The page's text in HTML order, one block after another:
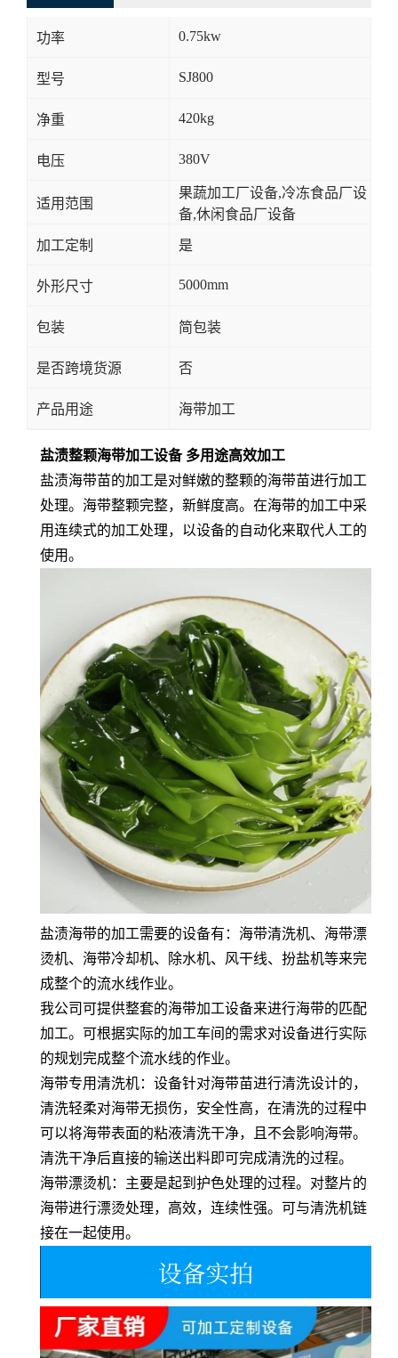
功率 0.75kw
型号 SJ800
净重 420kg
电压 380V
适用范围
果蔬加工厂设备,冷冻食品厂设
备,休闲食品厂设备
加工定制 是
外形尺寸 5000mm
包装 简包装
是否跨境货源 否
产品用途 海带加工
盐渍整颗海带加工设备 多用途高效加工
盐渍海带苗的加工是对鲜嫩的整颗的海带苗进行加工
处理。海带整颗完整，新鲜度高。在海带的加工中采
用连续式的加工处理，以设备的自动化来取代人工的
使用。
盐渍海带的加工需要的设备有：海带清洗机、海带漂
烫机、海带冷却机、除水机、风干线、扮盐机等来完
成整个的流水线作业。
我公司可提供整套的海带加工设备来进行海带的匹配
加工。可根据实际的加工车间的需求对设备进行实际
的规划完成整个流水线的作业。
海带专用清洗机：设备针对海带苗进行清洗设计的，
清洗轻柔对海带无损伤，安全性高，在清洗的过程中
可以将海带表面的粘液清洗干净，且不会影响海带。
清洗干净后直接的输送出料即可完成清洗的过程。
海带漂烫机：主要是起到护色处理的过程。对整片的
海带进行漂烫处理，高效，连续性强。可与清洗机链
接在一起使用。